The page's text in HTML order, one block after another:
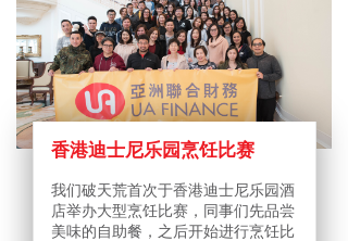
香港迪士尼乐园烹饪比赛
我们破天荒首次于香港迪士尼乐园酒
店举办大型烹饪比赛，同事们先品尝
美味的自助餐，之后开始进行烹饪比